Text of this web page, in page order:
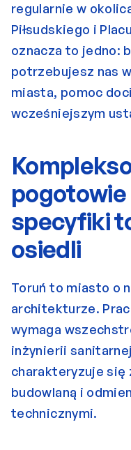
regularnie w
Piłsudskiego i
oznacza to jedno:
potrzebujesz nas
miasta, pomoc
wcześniejszym
pogotowie
specyfiki
osiedli
Toruń to miasto o
architekturze.
wymaga
inżynierii
charakteryzuje się
budowlaną i
technicznymi.